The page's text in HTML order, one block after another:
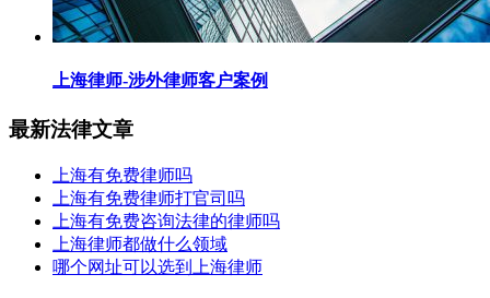
上海律师-涉外律师客户案例
最新法律文章
上海有免费律师吗
上海有免费律师打官司吗
上海有免费咨询法律的律师吗
上海律师都做什么领域
哪个网址可以选到上海律师